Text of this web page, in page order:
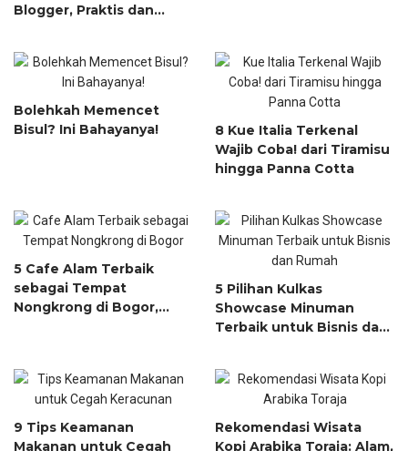
Blogger, Praktis dan
Bolehkah Memencet
Bisul? Ini Bahayanya!
8 Kue Italia Terkenal
Wajib Coba! dari Tiramisu
hingga Panna Cotta
5 Cafe Alam Terbaik
sebagai Tempat
Nongkrong di Bogor,
5 Pilihan Kulkas
Showcase Minuman
Terbaik untuk Bisnis dan
9 Tips Keamanan
Makanan untuk Cegah
Rekomendasi Wisata
Kopi Arabika Toraja: Alam,